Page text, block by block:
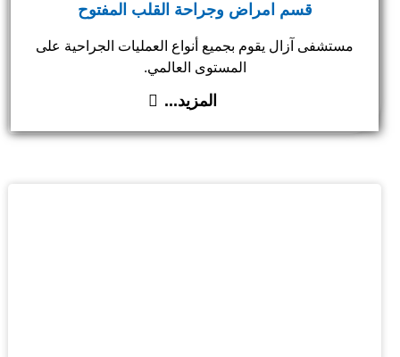
قسم امراض وجراحة القلب المفتوح
مستشفى آزال يقوم بجميع أنواع العمليات الجراحية على
المستوى العالمي.
المزيد...